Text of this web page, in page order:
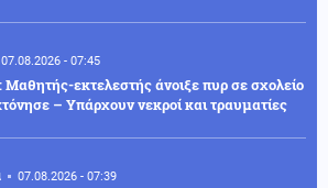
07.08.2026 - 07:45
Μαθητής-εκτελεστής άνοιξε πυρ σε σχολείο
– Υπάρχουν νεκροί και τραυματίες
07.08.2026 - 07:39